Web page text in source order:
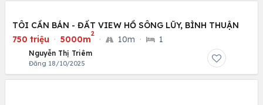
TÔI CẦN BÁN - ĐẤT VIEW HỒ SÔNG LŨY, BÌNH THUẬN
750 triệu · 5000m
2
· 10m · 1
Nguyễn Thị Triêm
Đăng 18/10/2025